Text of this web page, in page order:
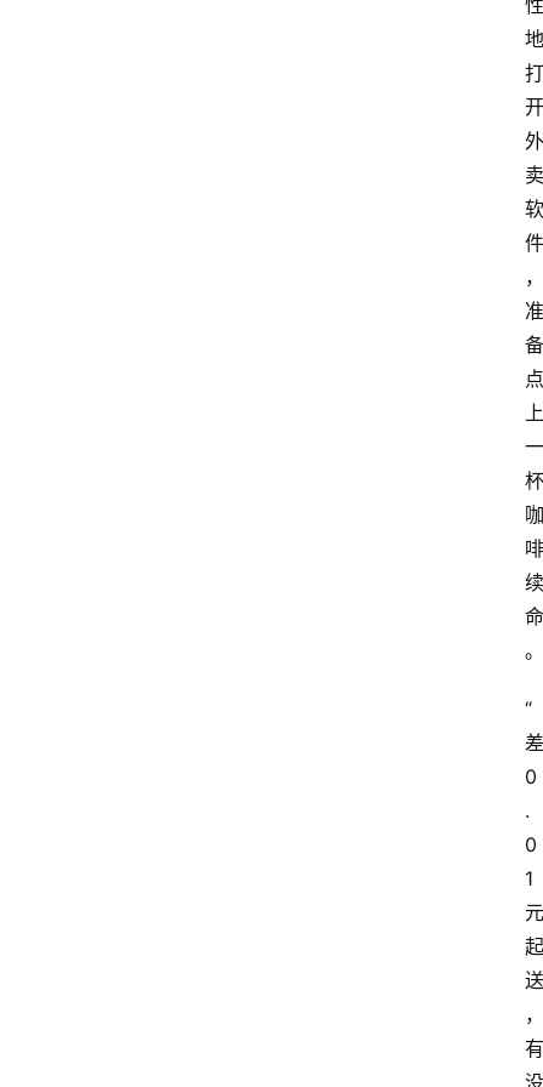
性
地
打
开
外
卖
软
件
，
准
备
点
上
一
杯
咖
啡
续
命
。
“
差
0
.
0
1
元
起
送
，
有
没